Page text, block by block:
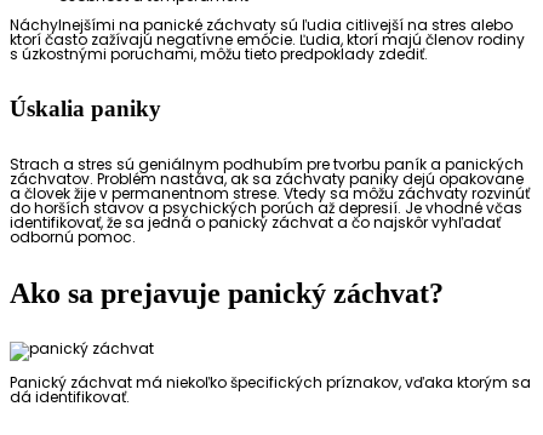
Náchylnejšími na panické záchvaty sú ľudia citlivejší na stres alebo
ktorí často zažívajú negatívne emócie. Ľudia, ktorí majú členov rodiny
s úzkostnými poruchami, môžu tieto predpoklady zdediť.
Úskalia paniky
Strach a stres sú geniálnym podhubím pre tvorbu paník a panických
záchvatov. Problém nastáva, ak sa záchvaty paniky dejú opakovane
a človek žije v permanentnom strese. Vtedy sa môžu záchvaty rozvinúť
do horších stavov a psychických porúch až depresií. Je vhodné včas
identifikovať, že sa jedná o panický záchvat a čo najskôr vyhľadať
odbornú pomoc.
Ako sa prejavuje panický záchvat?
Panický záchvat má niekoľko špecifických príznakov, vďaka ktorým sa
dá identifikovať.